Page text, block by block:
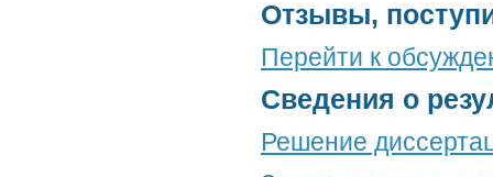
Отзывы,
Перейти к
Сведения о
Решение